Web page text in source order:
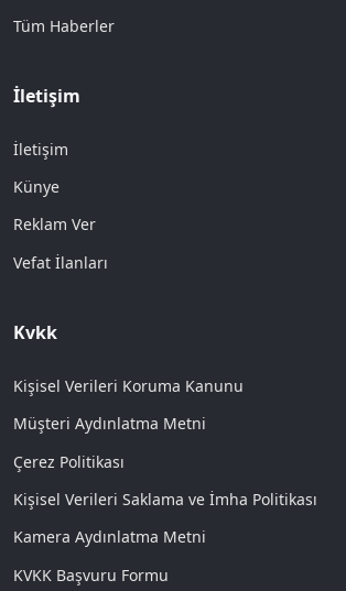
Tüm Haberler
İletişim
İletişim
Künye
Reklam Ver
Vefat İlanları
Kvkk
Kişisel Verileri Koruma Kanunu
Müşteri Aydınlatma Metni
Çerez Politikası
Kişisel Verileri Saklama ve İmha Politikası
Kamera Aydınlatma Metni
KVKK Başvuru Formu